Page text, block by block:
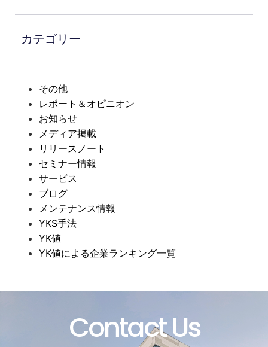
カテゴリー
その他
レポート＆オピニオン
お知らせ
メディア掲載
リリースノート
セミナー情報
サービス
ブログ
メンテナンス情報
YKS手法
YK値
YK値による企業ランキング一覧
Contact Us